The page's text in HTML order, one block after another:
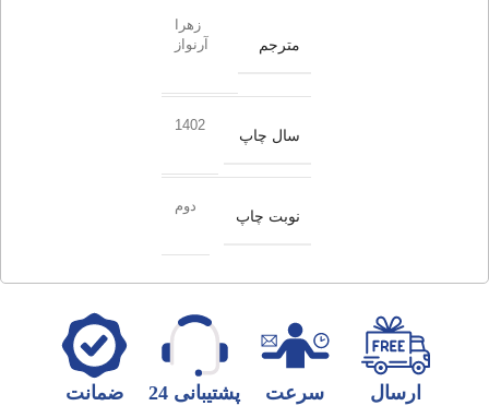
مترجم
زهرا
آرنواز
سال چاپ
1402
نوبت چاپ
دوم
ارسال
سرعت
پشتیبانی 24
ضمانت